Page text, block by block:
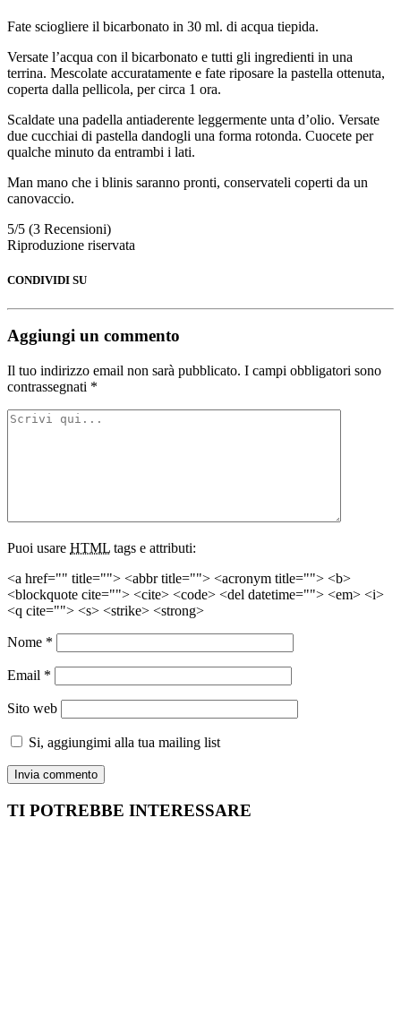
Fate sciogliere il bicarbonato in 30 ml. di acqua tiepida.
Versate l’acqua con il bicarbonato e tutti gli ingredienti in una
terrina. Mescolate accuratamente e fate riposare la pastella ottenuta,
coperta dalla pellicola, per circa 1 ora.
Scaldate una padella antiaderente leggermente unta d’olio. Versate
due cucchiai di pastella dandogli una forma rotonda. Cuocete per
qualche minuto da entrambi i lati.
Man mano che i blinis saranno pronti, conservateli coperti da un
canovaccio.
5/5 (3 Recensioni)
Riproduzione riservata
CONDIVIDI SU
Aggiungi un commento
Il tuo indirizzo email non sarà pubblicato. I campi obbligatori sono
contrassegnati *
Puoi usare HTML tags e attributi:
<a href="" title=""> <abbr title=""> <acronym title=""> <b>
<blockquote cite=""> <cite> <code> <del datetime=""> <em> <i>
<q cite=""> <s> <strike> <strong>
Nome *
Email *
Sito web
Si, aggiungimi alla tua mailing list
TI POTREBBE INTERESSARE